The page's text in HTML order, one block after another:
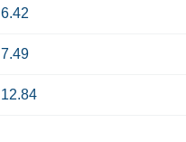
6.42
7.49
12.84